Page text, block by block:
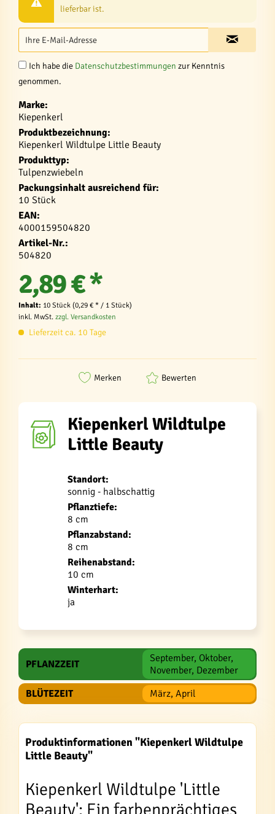
lieferbar ist.
Ich habe die Datenschutzbestimmungen zur Kenntnis
genommen.
Marke:
Kiepenkerl
Produktbezeichnung:
Kiepenkerl Wildtulpe Little Beauty
Produkttyp:
Tulpenzwiebeln
Packungsinhalt ausreichend für:
10 Stück
EAN:
4000159504820
Artikel-Nr.:
504820
2,89 € *
Inhalt: 10 Stück (0,29 € * / 1 Stück)
inkl. MwSt. zzgl. Versandkosten
Lieferzeit ca. 10 Tage
Merken Bewerten
Kiepenkerl Wildtulpe
Little Beauty
Standort:
sonnig - halbschattig
Pflanztiefe:
8 cm
Pflanzabstand:
8 cm
Reihenabstand:
10 cm
Winterhart:
ja
PFLANZZEIT
September, Oktober,
November, Dezember
BLÜTEZEIT
März, April
Produktinformationen "Kiepenkerl Wildtulpe
Little Beauty"
Kiepenkerl Wildtulpe 'Little
Beauty': Ein farbenprächtiges